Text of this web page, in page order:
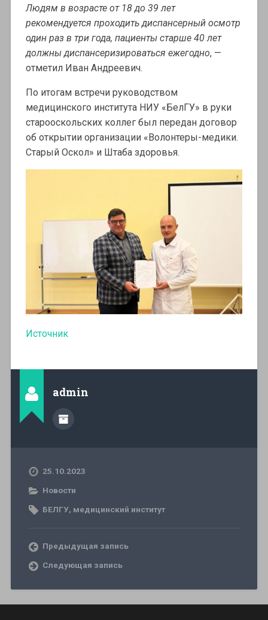
Людям в возрасте от 18 до 39 лет
рекомендуется проходить диспансерный осмотр
один раз в три года, пациенты старше 40 лет
должны диспансеризироваться ежегодно, —
отметил Иван Андреевич.
По итогам встречи руководством
медицинского института НИУ «БелГУ» в руки
старооскольских коллег был передан договор
об открытии организации «Волонтеры-медики.
Старый Оскол» и Штаба здоровья.
Источник
admin
25.10.2023
Новости
БЕЛГУ, медицинский институт
Предыдущая запись
Следующая запись